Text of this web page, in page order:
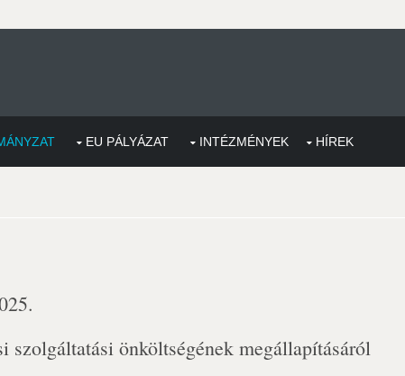
EU PÁLYÁZAT INTÉZMÉNYEK HÍREK
szolgáltatási önköltségének megállapításáról